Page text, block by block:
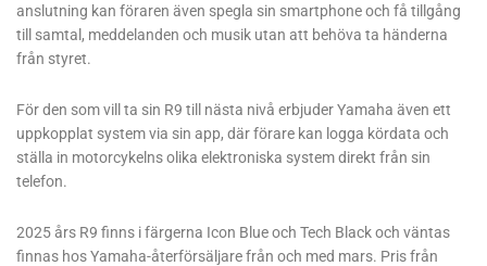
anslutning kan föraren även spegla sin smartphone och få tillgång
till samtal, meddelanden och musik utan att behöva ta händerna
från styret.
För den som vill ta sin R9 till nästa nivå erbjuder Yamaha även ett
uppkopplat system via sin app, där förare kan logga kördata och
ställa in motorcykelns olika elektroniska system direkt från sin
telefon.
2025 års R9 finns i färgerna Icon Blue och Tech Black och väntas
finnas hos Yamaha-återförsäljare från och med mars. Pris från